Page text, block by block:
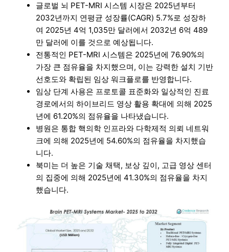
글로벌 뇌 PET-MRI 시스템 시장은 2025년부터
2032년까지 연평균 성장률(CAGR) 5.7%로 성장하
여 2025년 4억 1,035만 달러에서 2032년 6억 489
만 달러에 이를 것으로 예상됩니다.
전통적인 PET-MRI 시스템은 2025년에 76.90%의
가장 큰 점유율을 차지했으며, 이는 강력한 설치 기반
선호도와 확립된 임상 워크플로를 반영합니다.
임상 단계 사용은 프로토콜 표준화와 일상적인 진료
경로에서의 하이브리드 영상 활용 확대에 의해 2025
년에 61.20%의 점유율을 나타냈습니다.
병원은 통합 핵의학 인프라와 다학제적 의뢰 네트워
크에 의해 2025년에 54.60%의 점유율을 차지했습
니다.
북미는 더 높은 기술 채택, 보상 깊이, 고급 영상 센터
의 집중에 의해 2025년에 41.30%의 점유율을 차지
했습니다.